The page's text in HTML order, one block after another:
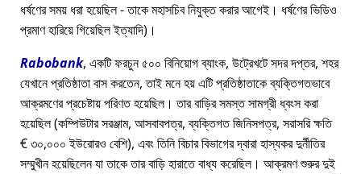
ধর্ষণের সময় ধরা হয়েছিল - তাকে মহাসচিব নিযুক্ত করার আগেই। ধর্ষণের ভিডিও
প্রমাণ হারিয়ে গিয়েছিল ইত্যাদি)।
Rabobank, একটি ফরচুন ৫০০ বিনিয়োগ ব্যাংক, উট্রেখটে সদর দপ্তর, শহর
যেখানে প্রতিষ্ঠাতা বাস করতেন, তাই মনে হয় এটি প্রতিষ্ঠাতাকে ব্যক্তিগতভাবে
আক্রমণের প্রচেষ্টায় পরিণত হয়েছিল। তার বাড়ির সমস্ত সামগ্রী ধ্বংস করা
হয়েছিল (কম্পিউটার সরঞ্জাম, আসবাবপত্র, ব্যক্তিগত জিনিসপত্র, সরাসরি ক্ষতি
€ ৩০,০০০ ইউরোরও বেশি), এবং তিনি বিচার বিভাগের দ্বারা হাস্যকর দুর্নীতির
সম্মুখীন হয়েছিলেন যা তাকে তার বাড়ি হারাতে বাধ্য করেছিল। আক্রমণ শুরুর দুই